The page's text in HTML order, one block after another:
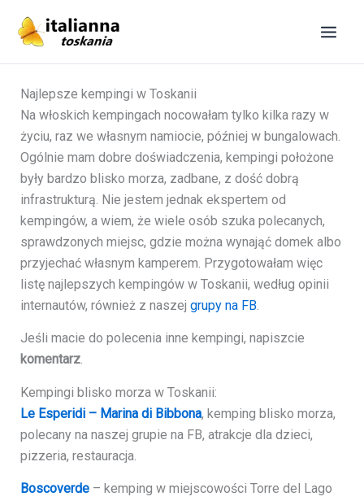
Najlepsze kempingi w Toskanii
Na włoskich kempingach nocowałam tylko kilka razy w
życiu, raz we własnym namiocie, później w bungalowach.
Ogólnie mam dobre doświadczenia, kempingi położone
były bardzo blisko morza, zadbane, z dość dobrą
infrastrukturą. Nie jestem jednak ekspertem od
kempingów, a wiem, że wiele osób szuka polecanych,
sprawdzonych miejsc, gdzie można wynająć domek albo
przyjechać własnym kamperem. Przygotowałam więc
listę najlepszych kempingów w Toskanii, według opinii
internautów, również z naszej grupy na FB.
Jeśli macie do polecenia inne kempingi, napiszcie
komentarz.
Kempingi blisko morza w Toskanii:
Le Esperidi – Marina di Bibbona, kemping blisko morza,
polecany na naszej grupie na FB, atrakcje dla dzieci,
pizzeria, restauracja.
Boscoverde – kemping w miejscowości Torre del Lago